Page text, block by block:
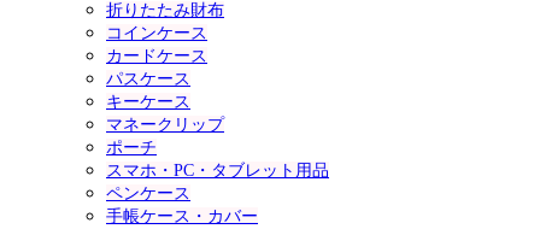
折りたたみ財布
コインケース
カードケース
パスケース
キーケース
マネークリップ
ポーチ
スマホ・PC・タブレット用品
ペンケース
手帳ケース・カバー